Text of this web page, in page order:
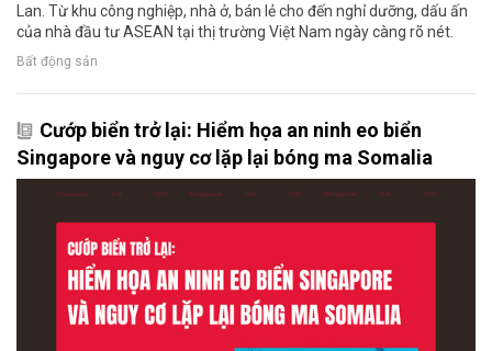
Lan. Từ khu công nghiệp, nhà ở, bán lẻ cho đến nghỉ dưỡng, dấu ấn
của nhà đầu tư ASEAN tại thị trường Việt Nam ngày càng rõ nét.
Bất động sản
Cướp biển trở lại: Hiểm họa an ninh eo biển
Singapore và nguy cơ lặp lại bóng ma Somalia